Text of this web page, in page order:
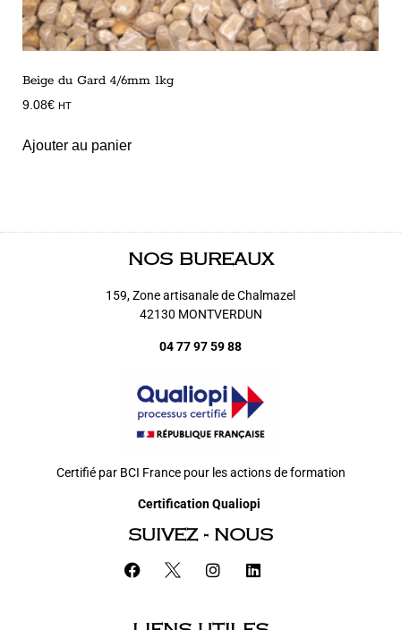
Beige du Gard 4/6mm 1kg
9.08€ HT
Ajouter au panier
NOS BUREAUX
159, Zone artisanale de Chalmazel
42130 MONTVERDUN
04 77 97 59 88
Certifié par BCI France pour les actions de formation
Certification Qualiopi
SUIVEZ - NOUS